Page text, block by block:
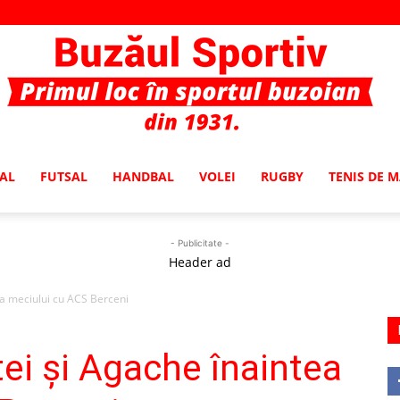
FUTSAL HANDBAL VOLEI RUGBY TENIS DE
- Publicitate -
Header ad
meciului cu ACS Berceni
şi Agache înaintea